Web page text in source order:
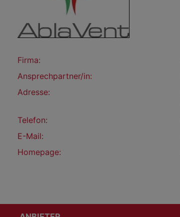
Firma:
Ansprechpartner/in:
Adresse:
Telefon:
E-Mail:
Homepage: